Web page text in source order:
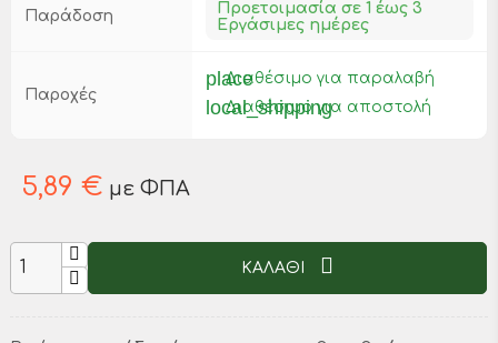
Παράδοση
Προετοιμασία σε 1 έως 3
Εργάσιμες ημέρες
Παροχές
place
Διαθέσιμο για παραλαβή
local_shipping
Διαθέσιμο για αποστολή
5,89 € με ΦΠΑ
ΚΑΛΑΘΙ